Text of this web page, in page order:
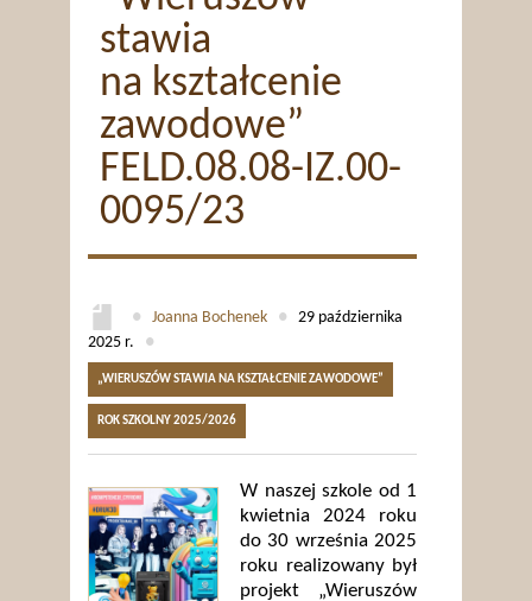
stawia
na kształcenie
zawodowe”
FELD.08.08-IZ.00-
0095/23
● Joanna Bochenek ●
29 października
2025 r.
●
„WIERUSZÓW STAWIA NA KSZTAŁCENIE ZAWODOWE”
ROK SZKOLNY 2025/2026
W naszej szkole od 1
kwietnia 2024 roku
do 30 września 2025
roku realizowany był
projekt „Wieruszów